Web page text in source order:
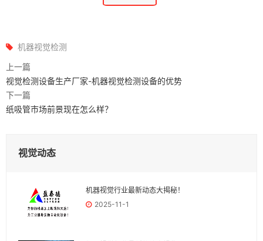
机器视觉检测
上一篇
视觉检测设备生产厂家-机器视觉检测设备的优势
下一篇
纸吸管市场前景现在怎么样？
视觉动态
机器视觉行业最新动态大揭秘！
2025-11-1